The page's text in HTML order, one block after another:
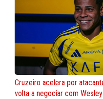
Cruzeiro acelera por
volta a negociar com Wesley